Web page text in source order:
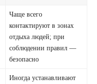
Чаще всего
контактируют в зонах
отдыха людей; при
соблюдении правил —
безопасно
Иногда устанавливают